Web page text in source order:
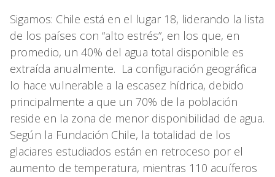
Sigamos: Chile está en el lugar 18, liderando la lista
de los países con “alto estrés”, en los que, en
promedio, un 40% del agua total disponible es
extraída anualmente. La configuración geográfica
lo hace vulnerable a la escasez hídrica, debido
principalmente a que un 70% de la población
reside en la zona de menor disponibilidad de agua.
Según la Fundación Chile, la totalidad de los
glaciares estudiados están en retroceso por el
aumento de temperatura, mientras 110 acuíferos